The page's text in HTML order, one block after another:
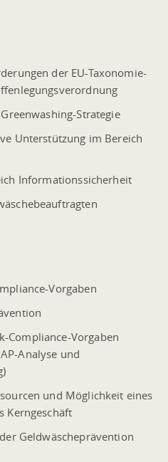
der EU-Taxonomie-
Strategie
Unterstützung im Bereich
Informationssicherheit
Vorgaben
Compliance-Vorgaben
Analyse und
und Möglichkeit eines
Kerngeschäft
Geldwäscheprävention